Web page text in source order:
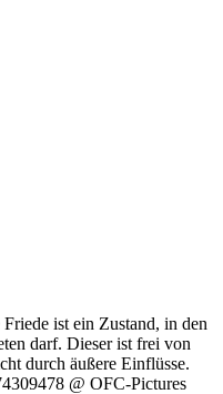
ist ein Zustand, in den
darf. Dieser ist frei von
durch äußere Einflüsse.
@ OFC-Pictures